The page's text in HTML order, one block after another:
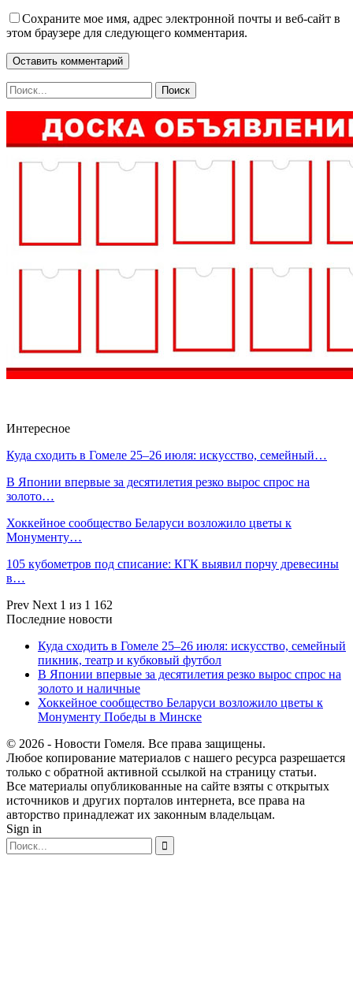
Сохраните мое имя, адрес электронной почты и веб-сайт в
этом браузере для следующего комментария.
Интересное
Куда сходить в Гомеле 25–26 июля: искусство, семейный…
В Японии впервые за десятилетия резко вырос спрос на
золото…
Хоккейное сообщество Беларуси возложило цветы к
Монументу…
105 кубометров под списание: КГК выявил порчу древесины
в…
Prev Next 1 из 1 162
Последние новости
Куда сходить в Гомеле 25–26 июля: искусство, семейный
пикник, театр и кубковый футбол
В Японии впервые за десятилетия резко вырос спрос на
золото и наличные
Хоккейное сообщество Беларуси возложило цветы к
Монументу Победы в Минске
© 2026 - Новости Гомеля. Все права защищены.
Любое копирование материалов с нашего ресурса разрешается
только с обратной активной ссылкой на страницу статьи.
Все материалы опубликованные на сайте взяты с открытых
источников и других порталов интернета, все права на
авторство принадлежат их законным владельцам.
Sign in